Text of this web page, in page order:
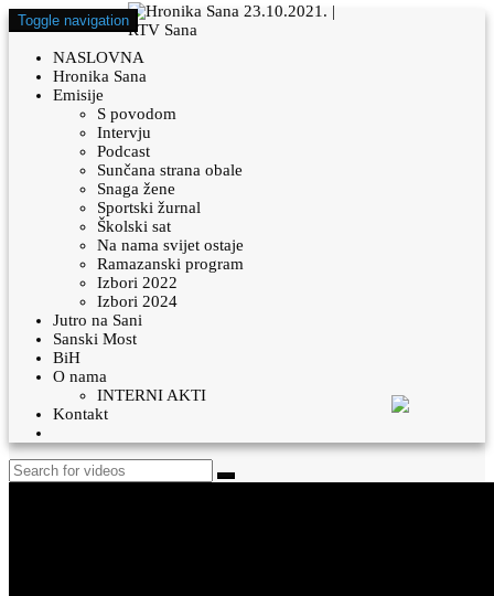
Toggle navigation
NASLOVNA
Hronika Sana
Emisije
S povodom
Intervju
Podcast
Sunčana strana obale
Snaga žene
Sportski žurnal
Školski sat
Na nama svijet ostaje
Ramazanski program
Izbori 2022
Izbori 2024
Jutro na Sani
Sanski Most
BiH
O nama
INTERNI AKTI
Kontakt